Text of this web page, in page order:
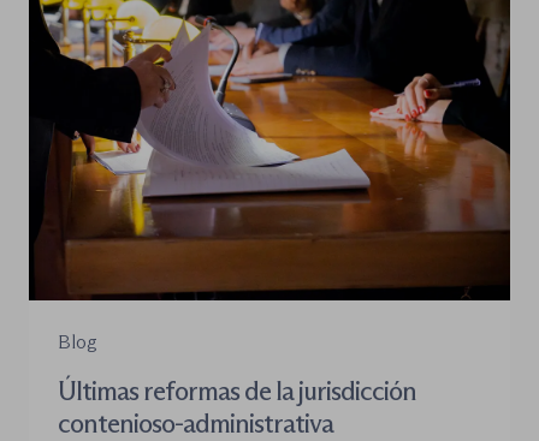
Blog
Últimas reformas de la jurisdicción
contenioso-administrativa